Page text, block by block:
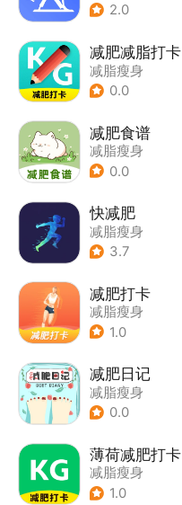
2.0
减肥减脂打卡
减脂瘦身
0.0
减肥食谱
减脂瘦身
0.0
快减肥
减脂瘦身
3.7
减肥打卡
减脂瘦身
1.0
减肥日记
减脂瘦身
0.0
薄荷减肥打卡
减脂瘦身
1.0